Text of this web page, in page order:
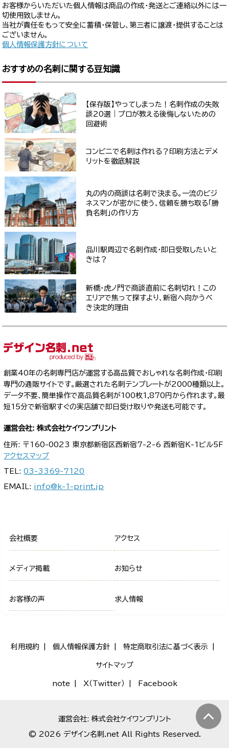
お客様からいただいた個人情報は商品の作成・発送とご連絡以外には一
切使用致しません。
当社が責任をもって安全に蓄積・保管し、第三者に譲渡・提供することは
ございません。
個人情報保護方針について
おすすめの名刺に関する豆知識
【保存版】やってしまった！名刺作成の失敗
談20選｜プロが教える後悔しないための
回避術
コンビニで名刺は作れる？印刷方法とデメ
リットを徹底解説
丸の内の商談は名刺で決まる。一流のビジ
ネスマンが密かに使う、信頼を勝ち取る「勝
負名刺」の作り方
品川駅周辺で名刺作成・即日受取したいと
きは？
新橋・虎ノ門で商談直前に名刺切れ！この
エリアで焦って探すより、新宿へ向かうべ
き決定的理由
創業40年の名刺専門店が運営する高品質でおしゃれな名刺作成・印刷
専門の通販サイトです。厳選された名刺テンプレートが2000種類以上。
データ不要、簡単操作で高品質名刺が100枚1,870円から作れます。最
短15分で新宿駅すぐの実店舗で即日受け取りや発送も可能です。
運営会社: 株式会社ケイワンプリント
住所: 〒160-0023 東京都新宿区西新宿7-2-6 西新宿K-1ビル5F
アクセスマップ
TEL:03-3369-7120
EMAIL: info@k-1-print.jp
会社概要 アクセス
メディア掲載 お知らせ
お客様の声 求人情報
利用規約 個人情報保護方針 特定商取引法に基づく表示
サイトマップ
note X（Twitter） Facebook
運営会社: 株式会社ケイワンプリント
© 2026 デザイン名刺.net All Rights Reserved.